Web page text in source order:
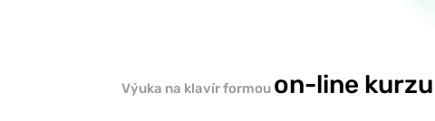
Výuka na klavír formou on-line kurzu